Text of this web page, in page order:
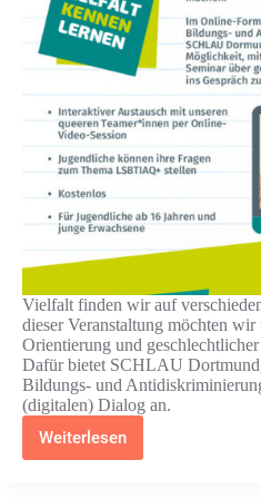
Vielfalt finden wir auf
dieser Veranstaltung möchten wir
Orientierung und
Dafür bietet SCHLAU
Bildungs- und
(digitalen) Dialog an.
WeiterlesenVeranstaltung:
Über